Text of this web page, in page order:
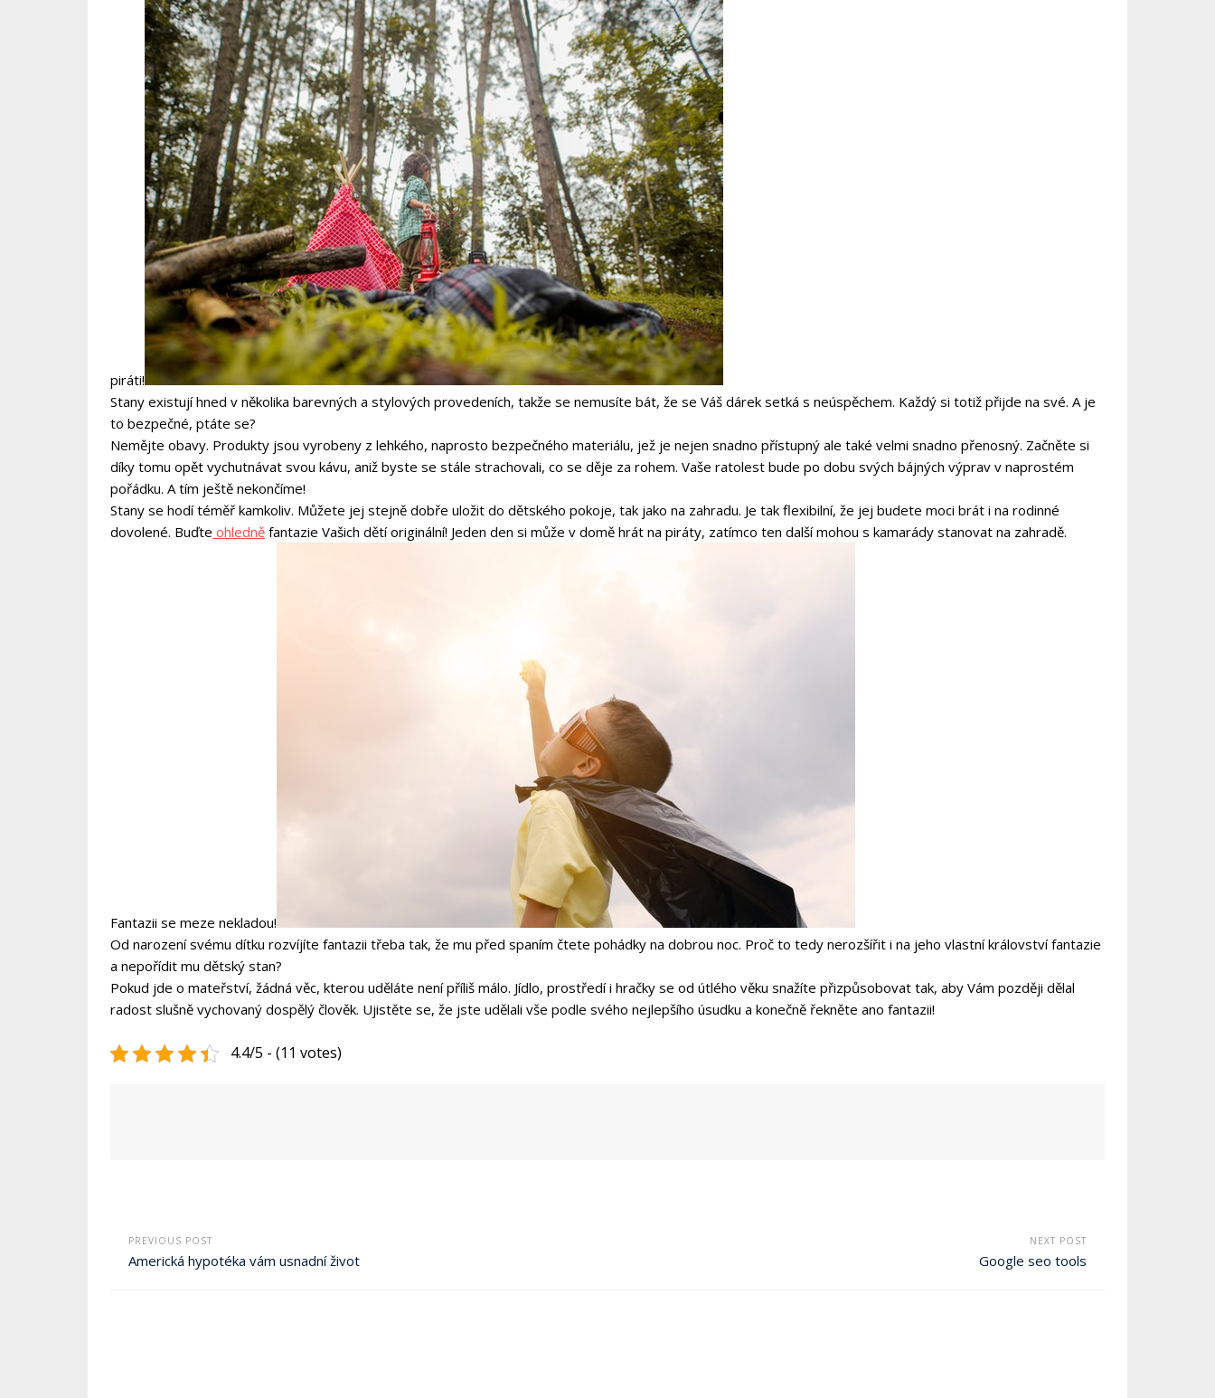
piráti!
Stany existují hned v několika barevných a stylových provedeních, takže se nemusíte bát, že se Váš dárek setká s neúspěchem. Každý si totiž přijde na své. A je
to bezpečné, ptáte se?
Nemějte obavy. Produkty jsou vyrobeny z lehkého, naprosto bezpečného materiálu, jež je nejen snadno přístupný ale také velmi snadno přenosný. Začněte si
díky tomu opět vychutnávat svou kávu, aniž byste se stále strachovali, co se děje za rohem. Vaše ratolest bude po dobu svých bájných výprav v naprostém
pořádku. A tím ještě nekončíme!
Stany se hodí téměř kamkoliv. Můžete jej stejně dobře uložit do dětského pokoje, tak jako na zahradu. Je tak flexibilní, že jej budete moci brát i na rodinné
dovolené. Buďte ohledně fantazie Vašich dětí originální! Jeden den si může v domě hrát na piráty, zatímco ten další mohou s kamarády stanovat na zahradě.
Fantazii se meze nekladou!
Od narození svému dítku rozvíjíte fantazii třeba tak, že mu před spaním čtete pohádky na dobrou noc. Proč to tedy nerozšířit i na jeho vlastní království fantazie
a nepořídit mu dětský stan?
Pokud jde o mateřství, žádná věc, kterou uděláte není příliš málo. Jídlo, prostředí i hračky se od útlého věku snažíte přizpůsobovat tak, aby Vám později dělal
radost slušně vychovaný dospělý člověk. Ujistěte se, že jste udělali vše podle svého nejlepšího úsudku a konečně řekněte ano fantazii!
4.4/5 - (11 votes)
PREVIOUS POST
Americká hypotéka vám usnadní život
NEXT POST
Google seo tools